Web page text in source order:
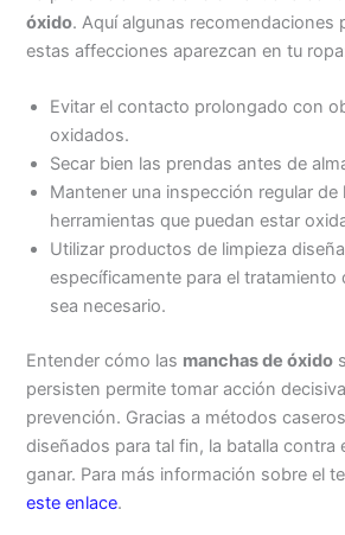
óxido. Aquí algunas recomendaciones
estas affecciones aparezcan en tu
Evitar el contacto prolongado con
oxidados.
Secar bien las prendas antes de
Mantener una inspección regular de
herramientas que puedan estar
Utilizar productos de limpieza
específicamente para el tratamiento
sea necesario.
Entender cómo las manchas de óxido
persisten permite tomar acción
prevención. Gracias a métodos
diseñados para tal fin, la batalla contra
ganar. Para más información sobre el
este enlace.